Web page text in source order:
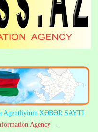
Agentliyinin XƏBƏR SAYTI
Agency --